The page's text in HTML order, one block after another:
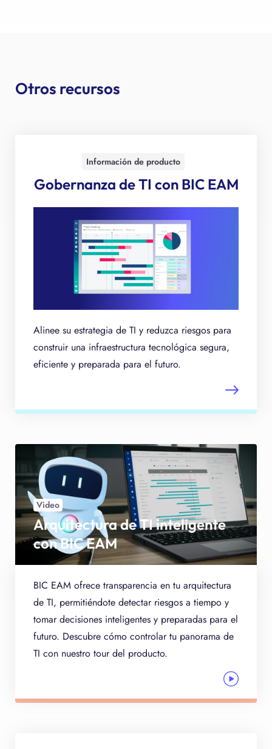
Otros recursos
Información de producto
Gobernanza de TI con BIC EAM
Alinee su estrategia de TI y reduzca riesgos para
construir una infraestructura tecnológica segura,
eficiente y preparada para el futuro.
Video
Arquitectura de TI inteligente
con BIC EAM
BIC EAM ofrece transparencia en tu arquitectura
de TI, permitiéndote detectar riesgos a tiempo y
tomar decisiones inteligentes y preparadas para el
futuro. Descubre cómo controlar tu panorama de
TI con nuestro tour del producto.